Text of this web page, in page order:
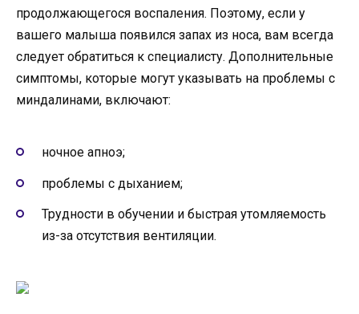
продолжающегося воспаления. Поэтому, если у
вашего малыша появился запах из носа, вам всегда
следует обратиться к специалисту. Дополнительные
симптомы, которые могут указывать на проблемы с
миндалинами, включают:
ночное апноэ;
проблемы с дыханием;
Трудности в обучении и быстрая утомляемость
из-за отсутствия вентиляции.